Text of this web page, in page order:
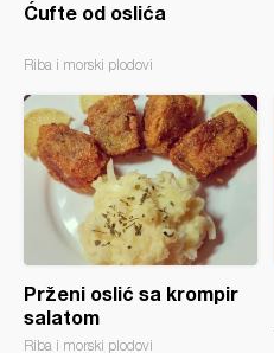
Ćufte od oslića
Riba i morski plodovi
Prženi oslić sa krompir
salatom
Riba i morski plodovi